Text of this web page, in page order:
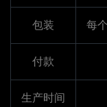
包装 每
付款
生产时间